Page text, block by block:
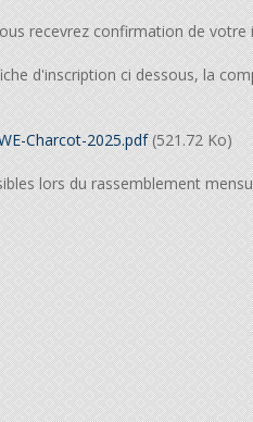
recevrez confirmation de votre
d'inscription ci dessous, la
Charcot-2025.pdf(521.72 Ko)
lors du rassemblement